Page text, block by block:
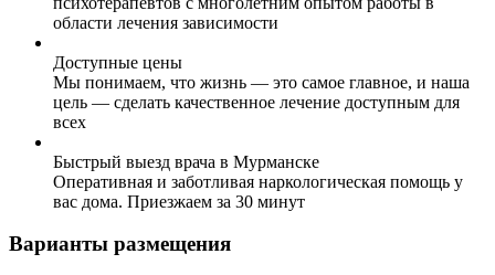
области лечения зависимости
Доступные цены
Мы понимаем, что жизнь — это самое главное, и наша
цель — сделать качественное лечение доступным для
всех
Быстрый выезд врача в Мурманске
Оперативная и заботливая наркологическая помощь у
вас дома. Приезжаем за 30 минут
Варианты размещения